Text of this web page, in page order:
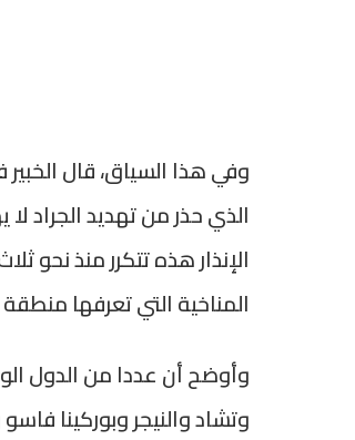
وفي هذا السياق، قال الخبير
الذي حذر من تهديد الجراد
الإنذار هذه تتكرر منذ نحو
المناخية التي تعرفها
وأوضح أن عددا من الدول
وتشاد والنيجر وبوركينا فاسو